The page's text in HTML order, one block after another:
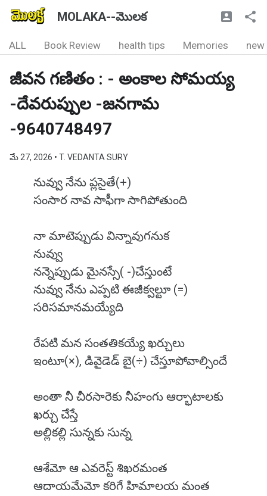
MOLAKA--మొలక
ALL Book Review health tips Memories new
జీవన గణితం : - అంకాల సోమయ్య
-దేవరుప్పుల -జనగామ
-9640748497
మే 27, 2026 • T. VEDANTA SURY
నువ్వు నేను ప్లసైతే(+)
సంసార నావ సాఫీగా సాగిపోతుంది
నా మాటెప్పుడు విన్నావుగనుక
నువ్వు
నన్నెప్పుడు మైనస్సే( -)చేస్తుంటే
నువ్వు నేను ఎప్పటి ఈజీక్వల్టూ (=)
సరిసమానమయ్యేది
రేపటి మన సంతతికయ్యే ఖర్చులు
ఇంటూ(×), డివైడెడ్ బై(÷) చేస్తూపోవాల్సిందే
అంతా నీ చీరసారెకు నీహంగు ఆర్భాటాలకు
ఖర్చు చేస్తే
అల్లికల్లి సున్నకు సున్న
ఆశేమో ఆ ఎవరెస్ట్ శిఖరమంత
ఆదాయమేమో కరిగే హిమాలయ మంత